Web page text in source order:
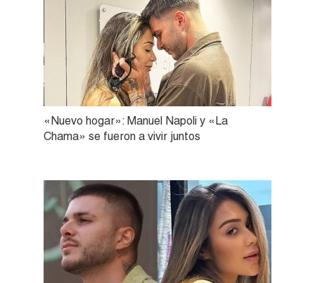
«Nuevo hogar»: Manuel Napoli y «La
Chama» se fueron a vivir juntos